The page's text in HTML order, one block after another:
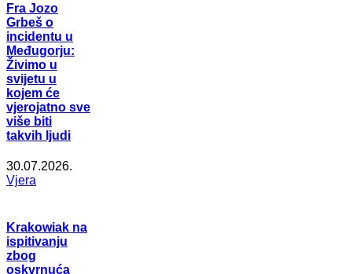
Fra Jozo
Grbeš o
incidentu u
Međugorju:
Živimo u
svijetu u
kojem će
vjerojatno sve
više biti
takvih ljudi
30.07.2026.
Vjera
Krakowiak na
ispitivanju
zbog
oskvrnuća